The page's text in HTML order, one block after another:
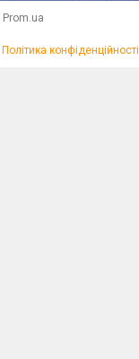
Prom.ua
Політика конфіденційності